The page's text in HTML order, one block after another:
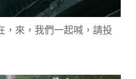
，來，我們一起喊，請投